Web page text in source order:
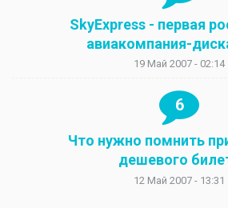
SkyExpress - первая
авиакомпания-
19 Май 2007 - 02:14
6
Что нужно помнить
дешевого
12 Май 2007 - 13:31